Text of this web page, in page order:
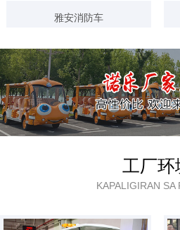
3天内 189****7142 已获取报价方案
3天内 135****4185 已获取报价方案
3天内 187****2155 已获取报价方案
3天内 133****5160 已获取报价方案
3天内 159****8805 已获取报价方案
3天内 151****0811 已获取报价方案
雅安消防车
工厂环
KAPALIGIRAN SA